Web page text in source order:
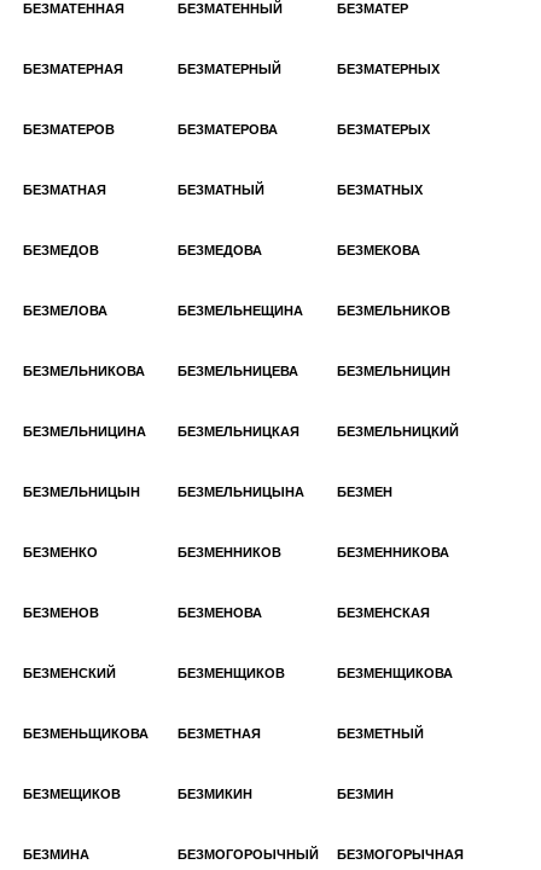
БЕЗМАТЕННАЯ БЕЗМАТЕННЫЙ БЕЗМАТЕР
БЕЗМАТЕРНАЯ БЕЗМАТЕРНЫЙ БЕЗМАТЕРНЫХ
БЕЗМАТЕРОВ БЕЗМАТЕРОВА БЕЗМАТЕРЫХ
БЕЗМАТНАЯ БЕЗМАТНЫЙ БЕЗМАТНЫХ
БЕЗМЕДОВ БЕЗМЕДОВА БЕЗМЕКОВА
БЕЗМЕЛОВА БЕЗМЕЛЬНЕЩИНА БЕЗМЕЛЬНИКОВ
БЕЗМЕЛЬНИКОВА БЕЗМЕЛЬНИЦЕВА БЕЗМЕЛЬНИЦИН
БЕЗМЕЛЬНИЦИНА БЕЗМЕЛЬНИЦКАЯ БЕЗМЕЛЬНИЦКИЙ
БЕЗМЕЛЬНИЦЫН БЕЗМЕЛЬНИЦЫНА БЕЗМЕН
БЕЗМЕНКО БЕЗМЕННИКОВ БЕЗМЕННИКОВА
БЕЗМЕНОВ БЕЗМЕНОВА БЕЗМЕНСКАЯ
БЕЗМЕНСКИЙ БЕЗМЕНЩИКОВ БЕЗМЕНЩИКОВА
БЕЗМЕНЬЩИКОВА БЕЗМЕТНАЯ БЕЗМЕТНЫЙ
БЕЗМЕЩИКОВ БЕЗМИКИН БЕЗМИН
БЕЗМИНА БЕЗМОГОРОЫЧНЫЙ БЕЗМОГОРЫЧНАЯ